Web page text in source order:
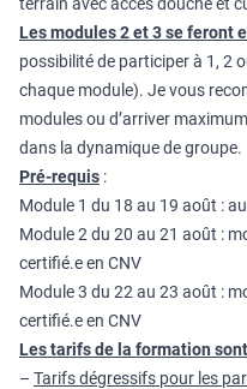
Les modules 2 et 3 se feront
possibilité de participer à 1, 2
chaque module). Je vous
modules ou d’arriver
dans la dynamique de groupe.
Pré-requis :
Module 1 du 18 au 19 août :
Module 2 du 20 au 21 août :
certifié.e en CNV
Module 3 du 22 au 23 août :
certifié.e en CNV
Les tarifs de la formation
– Tarifs dégressifs pour les